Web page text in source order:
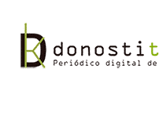
contenido